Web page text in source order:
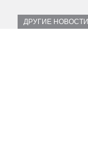
ДРУГИЕ НОВОСТИ